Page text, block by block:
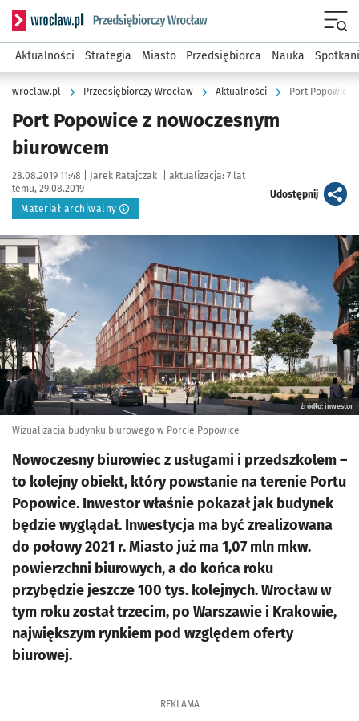
Serwis informacyjny wroclaw.pl podserwis: Strategia
Aktualności Strategia Miasto Przedsiębiorca Nauka
wroclaw.pl Przedsiębiorczy Wrocław Aktualności Port Popowice
Port Popowice z nowoczesnym
biurowcem
Data publikacji:
28.08.2019 11:48 | Autor:
Jarek Ratajczak aktualizacja: 7 lat
temu, 29.08.2019
Materiał archiwalny
Udostępnijartykuł
Kliknij, aby powiększyć
źródło: inwestor
Wizualizacja budynku biurowego w Porcie Popowice
Nowoczesny biurowiec z usługami i przedszkolem –
to kolejny obiekt, który powstanie na terenie Portu
Popowice. Inwestor właśnie pokazał jak budynek
będzie wyglądał. Inwestycja ma być zrealizowana
do połowy 2021 r. Miasto już ma 1,07 mln mkw.
powierzchni biurowych, a do końca roku
przybędzie jeszcze 100 tys. kolejnych. Wrocław w
tym roku został trzecim, po Warszawie i Krakowie,
największym rynkiem pod względem oferty
biurowej.
REKLAMA